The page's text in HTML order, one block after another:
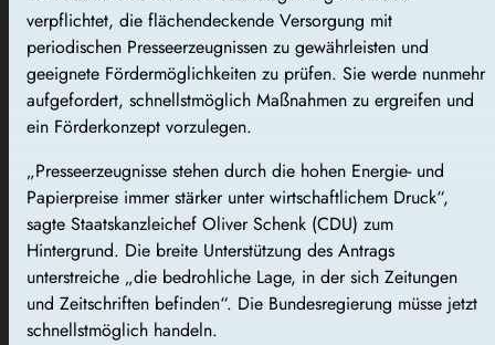
verpflichtet, die flächendeckende Versorgung mit
periodischen Presseerzeugnissen zu gewährleisten und
geeignete Fördermöglichkeiten zu prüfen. Sie werde nunmehr
aufgefordert, schnellstmöglich Maßnahmen zu ergreifen und
ein Förderkonzept vorzulegen.
„Presseerzeugnisse stehen durch die hohen Energie- und
Papierpreise immer stärker unter wirtschaftlichem Druck“,
sagte Staatskanzleichef Oliver Schenk (CDU) zum
Hintergrund. Die breite Unterstützung des Antrags
unterstreiche „die bedrohliche Lage, in der sich Zeitungen
und Zeitschriften befinden“. Die Bundesregierung müsse jetzt
schnellstmöglich handeln.